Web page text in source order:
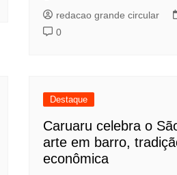
redacao grande circular
0
Destaque
Caruaru celebra o
arte em barro,
econômica